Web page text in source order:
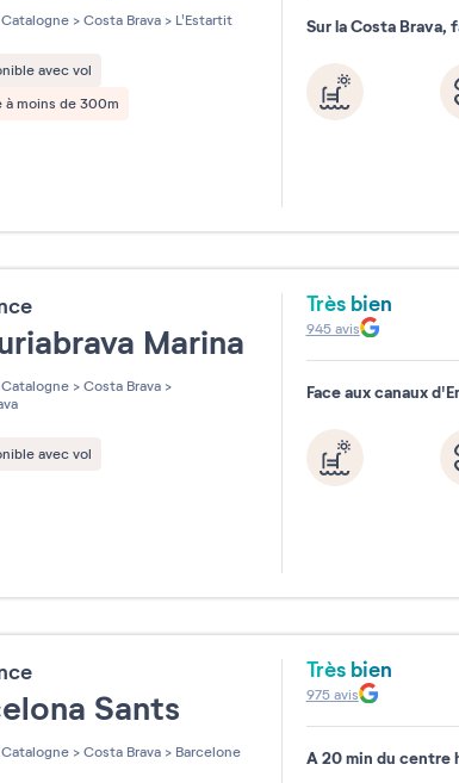
Catalogne > Costa Brava > L'Estartit
avec vol
à moins de 300m
Sur la Costa Brava,
Marina
Catalogne > Costa Brava >
avec vol
Très bien
945avis
Face aux canaux
Sants
Catalogne > Costa Brava > Barcelone
Très bien
975avis
A 20 min du centre